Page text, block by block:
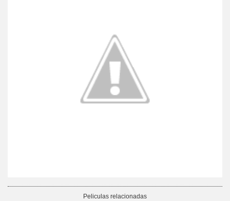
Peliculas relacionadas